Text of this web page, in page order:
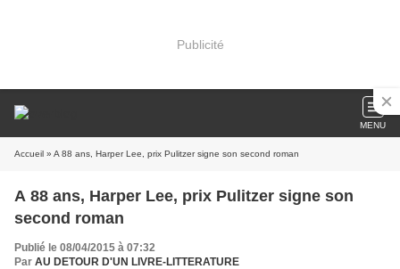
Publicité
MENU
Accueil » A 88 ans, Harper Lee, prix Pulitzer signe son second roman
A 88 ans, Harper Lee, prix Pulitzer signe son
second roman
Publié le 08/04/2015 à 07:32
Par AU DETOUR D'UN LIVRE-LITTERATURE